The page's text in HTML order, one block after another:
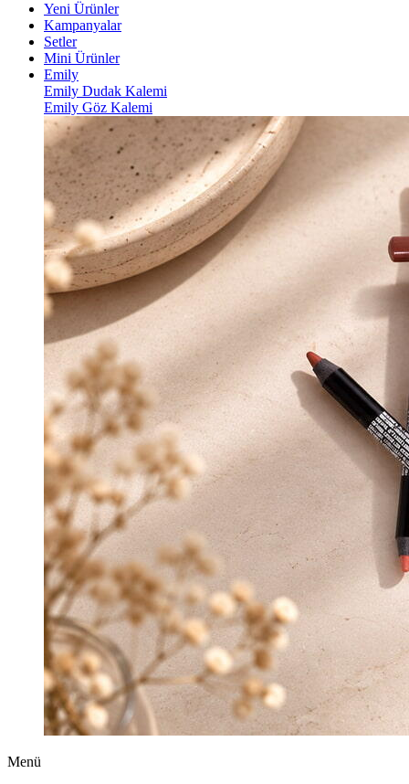
Yeni Ürünler
Kampanyalar
Setler
Mini Ürünler
Emily
Emily Dudak Kalemi
Emily Göz Kalemi
Menü